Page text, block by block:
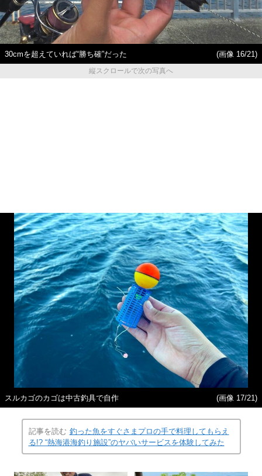
30cmを超えていれば“勝ち確”だった
(画像 16/21)
縦スクロールで次の写真へ
スルカゴのカゴは中古釣具で自作 (画像 17/21)
記事を読む 釣った魚をすぐさまプロの手で料理してもらえ
る!? “熱海港海釣り施設”のヤバいサービスを体験してみた